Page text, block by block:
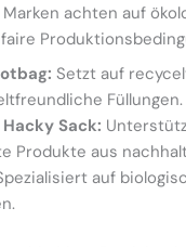
Marken achten auf
Setzt auf
Füllungen.
Sack:
Produkte aus
auf